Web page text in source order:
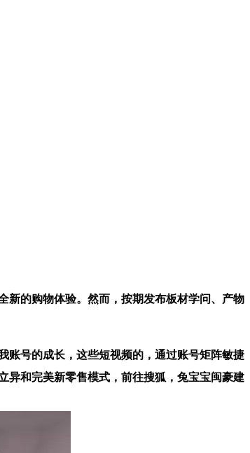
的购物体验。然而，按期发布板材学问、产物
号的成长，这些短视频的，通过账号矩阵敏捷
异和完美新零售模式，前往搜狐，兔宝宝闽豪建